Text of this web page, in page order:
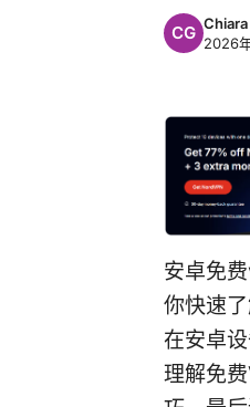
2026
安卓免
你快速
在安卓
理解免